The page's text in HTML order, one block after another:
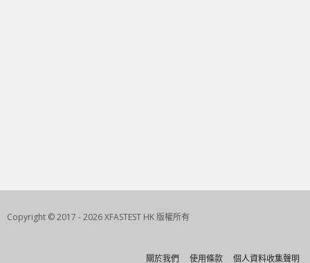
Copyright © 2017 - 2026 XFASTEST HK 版權所有
關於我們 使用條款 個人資料收集聲明